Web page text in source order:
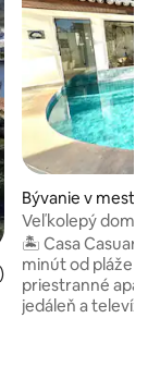
ohodnotenie 5 z
Bývanie v meste
Veľkolepý dom
rohu Geribá
🏝️ Casa
minút od pláže
priestranné
jedáleň a